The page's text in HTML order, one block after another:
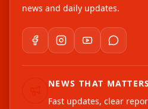
news and daily updates.
NEWS THAT MATTERS
Fast updates, clear